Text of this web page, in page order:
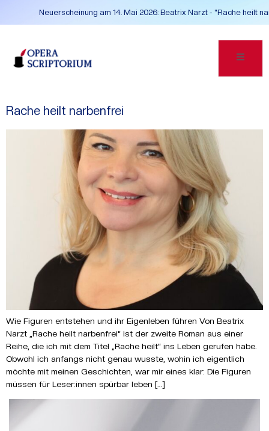
Neuerscheinung am 14. Mai 2026: Beatrix Narzt - "Rache heilt
Rache heilt narbenfrei
Wie Figuren entstehen und ihr Eigenleben führen Von Beatrix
Narzt „Rache heilt narbenfrei“ ist der zweite Roman aus einer
Reihe, die ich mit dem Titel „Rache heilt“ ins Leben gerufen habe.
Obwohl ich anfangs nicht genau wusste, wohin ich eigentlich
möchte mit meinen Geschichten, war mir eines klar: Die Figuren
müssen für Leser:innen spürbar leben […]